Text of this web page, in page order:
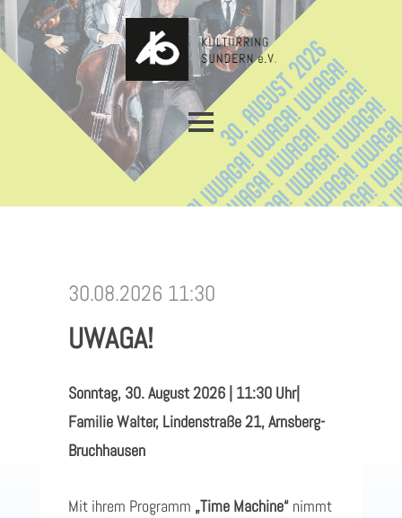
Matinee im Grünen
Rückblick
Presse
30.08.2026 11:30
UWAGA!
Sonntag, 30. August 2026 | 11:30 Uhr|
Familie Walter, Lindenstraße 21, Arnsberg-
Bruchhausen
Mit ihrem Programm „Time Machine“nimmt